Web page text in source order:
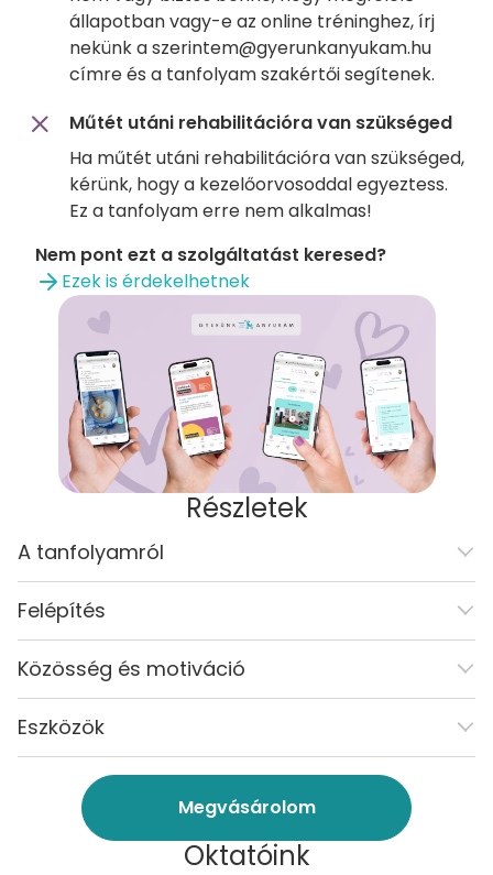
állapotban vagy-e az online tréninghez, írj
nekünk a szerintem@gyerunkanyukam.hu
címre és a tanfolyam szakértői segítenek.
Műtét utáni rehabilitációra van szükséged
Ha műtét utáni rehabilitációra van szükséged,
kérünk, hogy a kezelőorvosoddal egyeztess.
Ez a tanfolyam erre nem alkalmas!
Nem pont ezt a szolgáltatást keresed?
Ezek is érdekelhetnek
Részletek
A tanfolyamról
Felépítés
Közösség és motiváció
Eszközök
Megvásárolom
Oktatóink